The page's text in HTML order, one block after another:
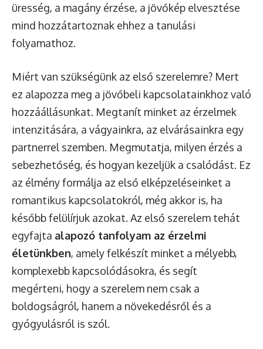
üresség, a magány érzése, a jövőkép elvesztése
mind hozzátartoznak ehhez a tanulási
folyamathoz.
Miért van szükségünk az első szerelemre? Mert
ez alapozza meg a jövőbeli kapcsolatainkhoz való
hozzáállásunkat. Megtanít minket az érzelmek
intenzitására, a vágyainkra, az elvárásainkra egy
partnerrel szemben. Megmutatja, milyen érzés a
sebezhetőség, és hogyan kezeljük a csalódást. Ez
az élmény formálja az első elképzeléseinket a
romantikus kapcsolatokról, még akkor is, ha
később felülírjuk azokat. Az első szerelem tehát
egyfajta alapozó tanfolyam az érzelmi
életünkben, amely felkészít minket a mélyebb,
komplexebb kapcsolódásokra, és segít
megérteni, hogy a szerelem nem csak a
boldogságról, hanem a növekedésről és a
gyógyulásról is szól.